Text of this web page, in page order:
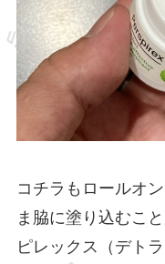
コチラもロールオ
ま脇に塗り込むこ
ピレックス（デト